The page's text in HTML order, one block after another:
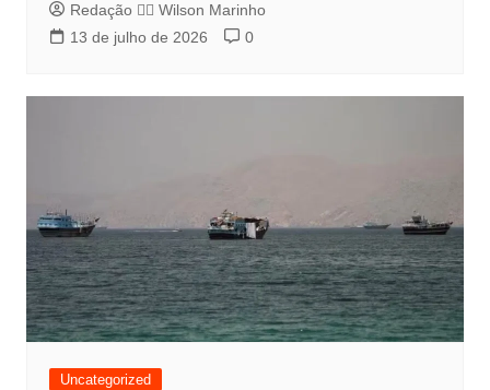
Redação 👨‍⚖️​ Wilson Marinho
13 de julho de 2026
0
Uncategorized